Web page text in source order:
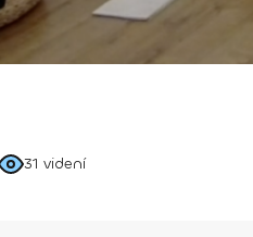
31 videní